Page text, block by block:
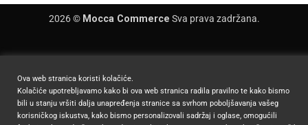
2026 © Mocca Commerce Sva prava zadržana.
Ova web stranica koristi kolačiće.
Kolačiće upotrebljavamo kako bi ova web stranica radila pravilno te kako bismo
bili u stanju vršiti dalja unapređenja stranice sa svrhom poboljšavanja vašeg
korisničkog iskustva, kako bismo personalizovali sadržaj i oglase, omogućili